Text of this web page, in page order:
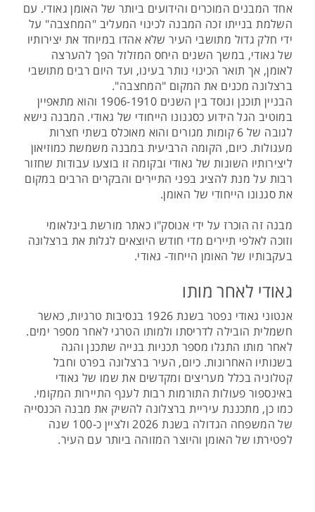
אחד המבנים המוכרים והידועים ביותר של האומן גאודי. עם
השלמת בנייתו זכה המבנה לכינוי המעליב "המחצבה" על
ידי חלק גדול מתושבי העיר שלא אהדו במיוחד את יצירותיו
של גאודי, במשך השנים היחס המזלזל הפך להערצה
לאומן, אך תואר הכינוי נותר בעינו, ועד היום רבים מתושבי
ברצלונה מכנים את המקום "המחצבה".
הבניין תוכנן ונוסד בין השנים 1906-1910 והוא מתאפיין
במוטיב הגל הידוע כסגנונו הייחודי של גאודי. המבנה נישא
לגובה של 6 קומות מגורים והוא מאוכלס בשתי חצרות
מעגולות. כיום, הקומה הרביעית במבנה משמשת כמוזיאון
ליצירותיו השונות של גאודי ובקומה זו בוצעו עבודות שחזור
רבות על מנת להציג בפני התיירים והבקרים הרבים במקום
את סגנונו הייחודי של האומן.
מבנה זה הוכרז על ידי אנוסק"ו כאתר מורשת בינלאומי
וזוכה לאלפי תיירים מדי חודש היוצאים לגלות את ברצלונה
בעקבותיו של האומן הייחוד- גאודי.
גאודי לאחר מותו
אנטוני גאודי נפטר בשנת 1926 בנסיבות טרגיות, כאשר
חשמלית הובילה לדריסתו ולמותו הטרגי לאחר מספר ימים.
לאחר מותו התגלו מספר תכניות בנייה שתכנן והגה
בשנותיו האחרונות. כיום, העיר ברצלונה בפרט וחבל
קטלוניה בכלל מעריצים ומקדשים את שמו של גאודי
באינספור פעולות התורמות רבות לענף התיירות המקומי.
כמו כן, מתכננת עיריית ברצלונה להשיק את מבנה הכנסייה
של המשפחה הגדולה בשנת 2026 ולציין כ-100 שנה
לפטירתו של האומן והיוצר המזוהה ביותר עם העיר.